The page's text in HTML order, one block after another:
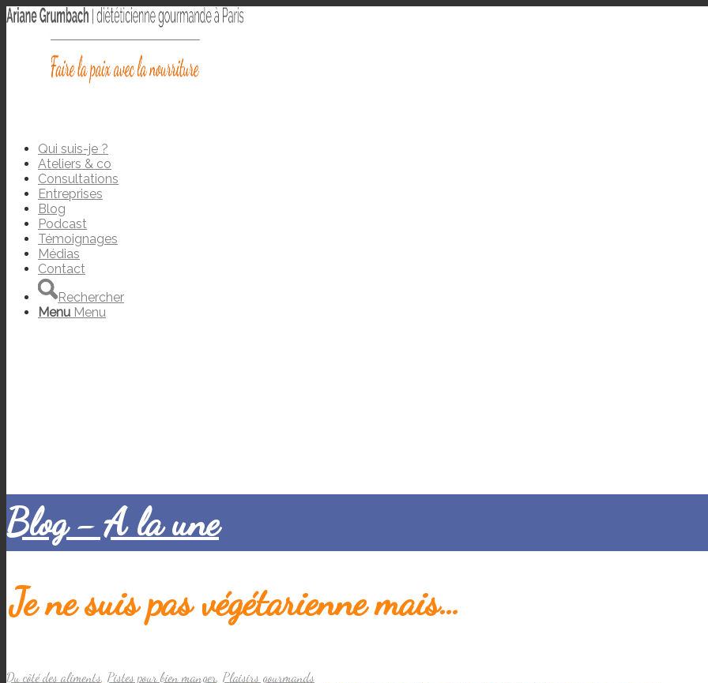
Qui suis-je ?
Ateliers & co
Consultations
Entreprises
Blog
Podcast
Témoignages
Médias
Contact
Rechercher
Menu Menu
Blog - A la une
Je ne suis pas végétarienne mais…
Du côté des aliments Pistes pour bien manger Plaisirs gourmands